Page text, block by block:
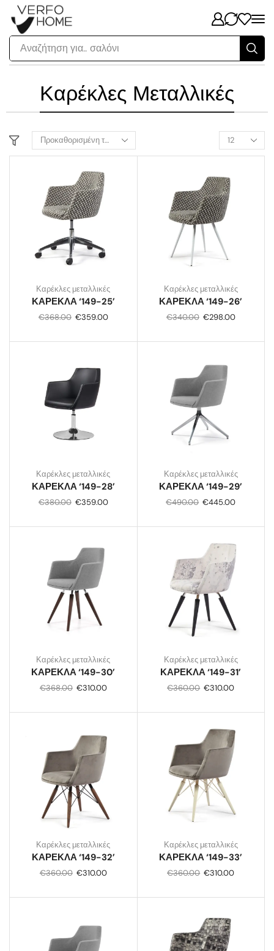
Αναζήτηση για.. σαλόνι
Καρέκλες Μεταλλικές
Καρέκλες μεταλλικές
ΚΑΡΕΚΛΑ ‘149-25’
€368.00 €359.00
Καρέκλες μεταλλικές
ΚΑΡΕΚΛΑ ‘149-26’
€340.00 €298.00
Καρέκλες μεταλλικές
ΚΑΡΕΚΛΑ ‘149-28’
€380.00 €359.00
Καρέκλες μεταλλικές
ΚΑΡΕΚΛΑ ‘149-29’
€490.00 €445.00
Καρέκλες μεταλλικές
ΚΑΡΕΚΛΑ ‘149-30’
€368.00 €310.00
Καρέκλες μεταλλικές
ΚΑΡΕΚΛΑ ‘149-31’
€360.00 €310.00
Καρέκλες μεταλλικές
ΚΑΡΕΚΛΑ ‘149-32’
€360.00 €310.00
Καρέκλες μεταλλικές
ΚΑΡΕΚΛΑ ‘149-33’
€360.00 €310.00